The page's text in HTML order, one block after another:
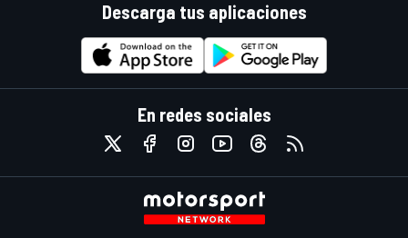
Descarga tus aplicaciones
En redes sociales